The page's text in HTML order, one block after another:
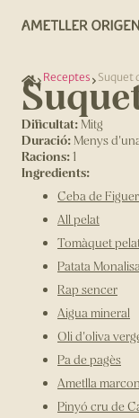
Receptes Suquet
Dificultat: Mitg
Duració: Menys
Racions:1
Ingredients:
Ceba de
All pelat
Tomàquet
Patata Monalisa
Rap sencer
Aigua mineral
Oli d'oliva
Pa de pagès
Ametlla
Pinyó cru de